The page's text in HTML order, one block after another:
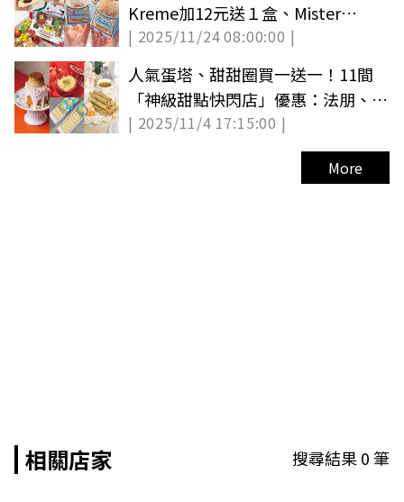
Kreme加12元送１盒、Mister
Donut耶誕新圈體
| 2025/11/24 08:00:00 |
人氣蛋塔、甜甜圈買一送一！11間
「神級甜點快閃店」優惠：法朋、不
二糕餅
| 2025/11/4 17:15:00 |
More
相關店家 搜尋結果0筆